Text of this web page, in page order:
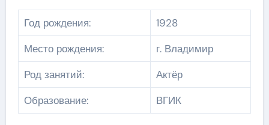
Год рождения:
1928
Место рождения:
г. Владимир
Род занятий:
Актёр
Образование:
ВГИК